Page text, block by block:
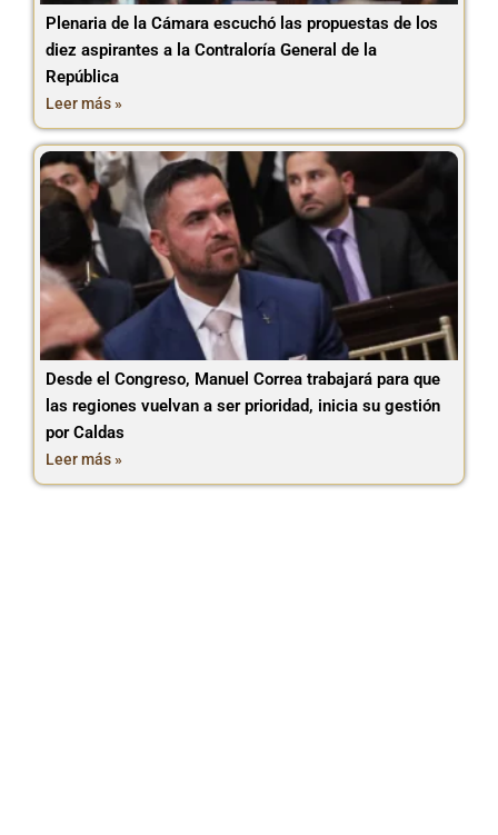
Plenaria de la Cámara escuchó las propuestas de los
diez aspirantes a la Contraloría General de la
República
Leer más »
Desde el Congreso, Manuel Correa trabajará para que
las regiones vuelvan a ser prioridad, inicia su gestión
por Caldas
Leer más »